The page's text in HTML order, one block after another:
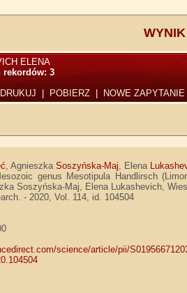
ELENA
rekordów:3
DRUKUJ POBIERZ NOWE ZAPYTANIE
, AgnieszkaSoszyńska-Maj, Elena
genus Mesotipula Handlirsch
Soszyńska-Maj, Elena Lukashevich,
- 2020, Vol. 114, id. 104504
science/article/pii/